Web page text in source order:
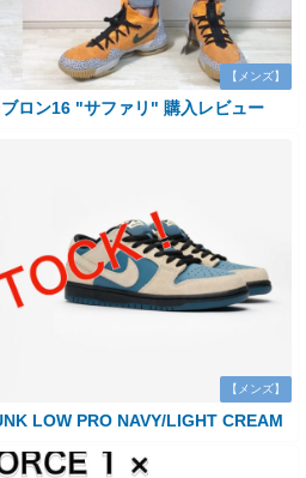
【メンズ】
ブロン16 "サファリ" 購入レビュー
【メンズ】
LOW PRO NAVY/LIGHT CREAM